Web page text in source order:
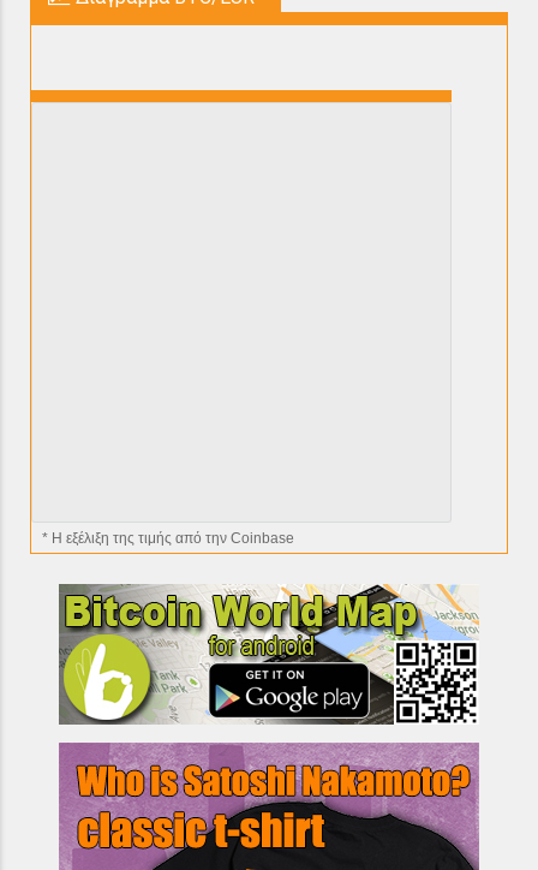
* H εξέλιξη της τιμής από την Coinbase